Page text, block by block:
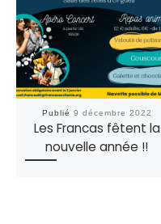
Publié 9 décembre 2022
Les Francas fêtent la
nouvelle année !!